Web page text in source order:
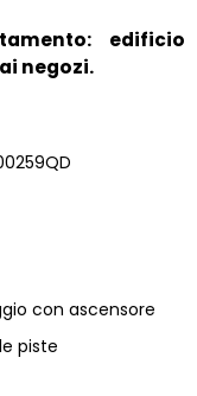
edificio
negozi.
con ascensore
piste